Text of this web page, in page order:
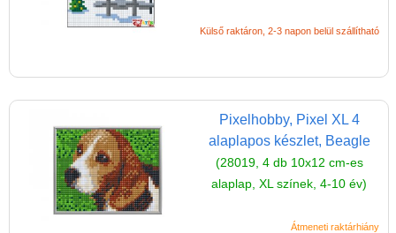
Külső raktáron, 2-3 napon belül szállítható
Pixelhobby, Pixel XL 4
alaplapos készlet, Beagle
(28019, 4 db 10x12 cm-es
alaplap, XL színek, 4-10 év)
Átmeneti raktárhiány
Pasztell játékok
Pixelhobby húsvéti tojás
Pixel kulcstartó
Pixel XL
Pixel mosaic